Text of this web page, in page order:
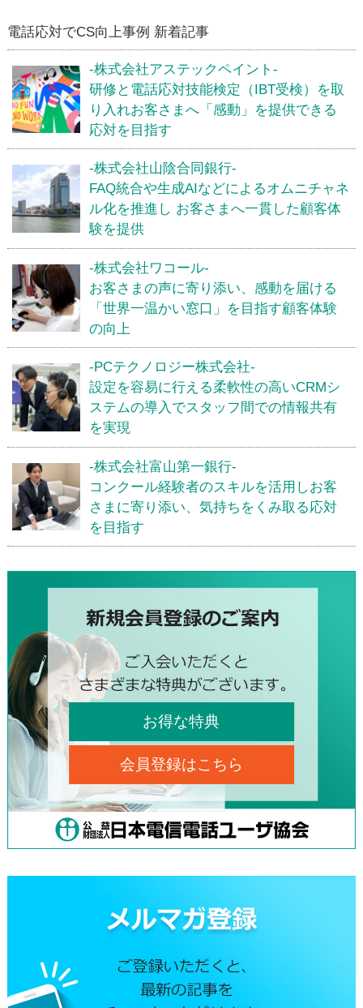
電話応対でCS向上事例 新着記事
-株式会社アステックペイント-
研修と電話応対技能検定（IBT受検）を取
り入れお客さまへ「感動」を提供できる
応対を目指す
-株式会社山陰合同銀行-
FAQ統合や生成AIなどによるオムニチャネ
ル化を推進し お客さまへ一貫した顧客体
験を提供
-株式会社ワコール-
お客さまの声に寄り添い、感動を届ける
「世界一温かい窓口」を目指す顧客体験
の向上
-PCテクノロジー株式会社-
設定を容易に行える柔軟性の高いCRMシ
ステムの導入でスタッフ間での情報共有
を実現
-株式会社富山第一銀行-
コンクール経験者のスキルを活用しお客
さまに寄り添い、気持ちをくみ取る応対
を目指す
お得な特典
会員登録はこちら